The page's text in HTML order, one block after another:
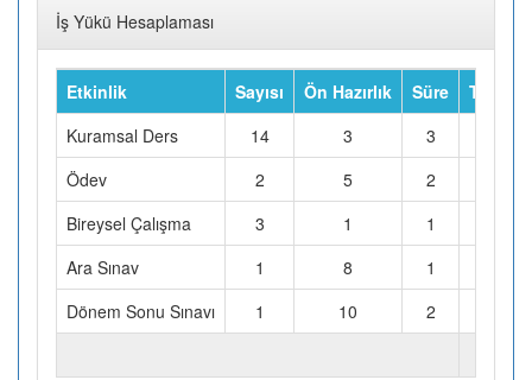
İş Yükü Hesaplaması
Etkinlik Sayısı Ön Hazırlık Süre
Kuramsal Ders
14 3
3
Ödev
2 5
2
Bireysel Çalışma
3 1
1
Ara Sınav
1 8
1
Dönem Sonu Sınavı
1 10
2